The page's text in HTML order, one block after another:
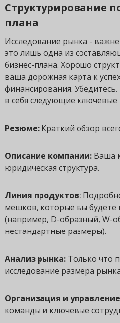
Структурирование
плана
Исследование рынка -
это лишь одна из
бизнес-плана. Хорошо
ваша дорожная карта к
финансирования.
в себя следующие ключевые
Резюме: Краткий обзор
Описание компании: Ваша
юридическая структура.
Линия продуктов:
мешков, которые вы будете
(например, D-образный, W-
нестандартные размеры).
Анализ рынка: Только что
исследование размера
Организация и
команды и ключевые